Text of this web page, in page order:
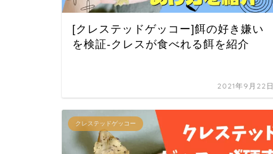
[クレステッドゲッコー]餌の好き嫌い
を検証-クレスが食べれる餌を紹介
2021年9月22日
クレステッドゲッコー